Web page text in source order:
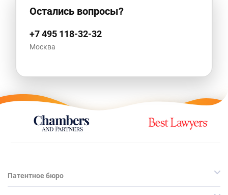
Остались вопросы?
+7 495 118-32-32
Москва
Патентное бюро